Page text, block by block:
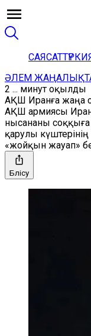
САЯСАТ
ӘЛЕМ
2 ... минут оқылды
АҚШ Иранға жаңа
АҚШ армиясы
нысананы
қарулы
«жойқын жауап»
Бөлісу